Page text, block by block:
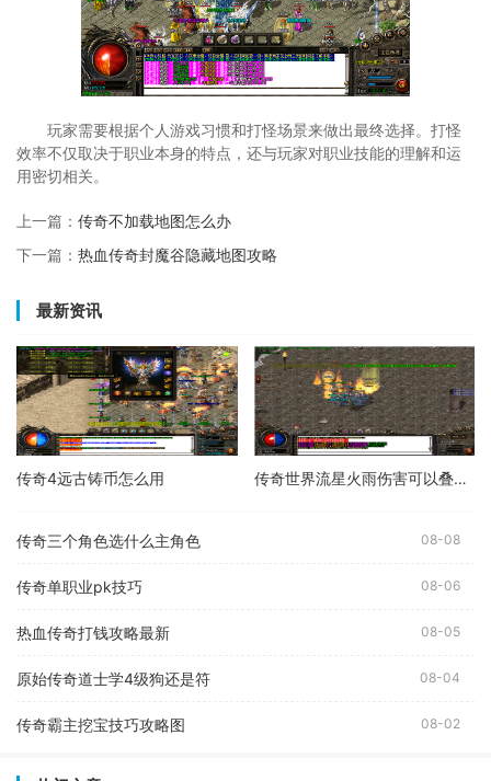
玩家需要根据个人游戏习惯和打怪场景来做出最终选择。打怪
效率不仅取决于职业本身的特点，还与玩家对职业技能的理解和运
用密切相关。
上一篇： 传奇不加载地图怎么办
下一篇： 热血传奇封魔谷隐藏地图攻略
最新资讯
传奇4远古铸币怎么用 传奇世界流星火雨伤害可以叠加吗
传奇三个角色选什么主角色 08-08
传奇单职业pk技巧 08-06
热血传奇打钱攻略最新 08-05
原始传奇道士学4级狗还是符 08-04
传奇霸主挖宝技巧攻略图 08-02